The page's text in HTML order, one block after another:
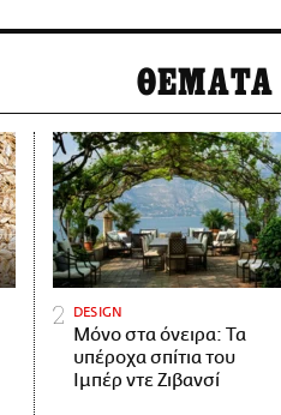
ΘΕΜΑΤΑ
DESIGN
Μόνο στα όνειρα: Τα
υπέροχα σπίτια του
Ιμπέρ ντε Ζιβανσί